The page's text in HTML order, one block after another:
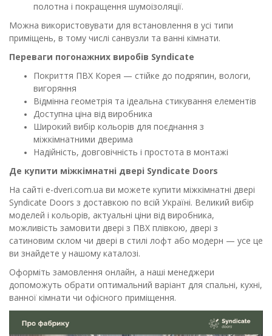
полотна і покращення шумоізоляції.
Можна використовувати для встановлення в усі типи
приміщень, в тому числі санвузли та ванні кімнати.
Переваги погонажних виробів Syndicate
Покриття ПВХ Корея — стійке до подряпин, вологи,
вигоряння
Відмінна геометрія та ідеальна стикування елементів
Доступна ціна від виробника
Широкий вибір кольорів для поєднання з
міжкімнатними дверима
Надійність, довговічність і простота в монтажі
Де купити міжкімнатні двері Syndicate Doors
На сайті e-dveri.com.ua ви можете купити міжкімнатні двері
Syndicate Doors з доставкою по всій Україні. Великий вибір
моделей і кольорів, актуальні ціни від виробника,
можливість замовити двері з ПВХ плівкою, двері з
сатиновим склом чи двері в стилі лофт або модерн — усе це
ви знайдете у нашому каталозі.
Оформіть замовлення онлайн, а наші менеджери
допоможуть обрати оптимальний варіант для спальні, кухні,
ванної кімнати чи офісного приміщення.